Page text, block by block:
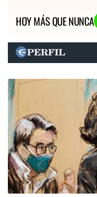
HOY MÁS QUE NUNCA